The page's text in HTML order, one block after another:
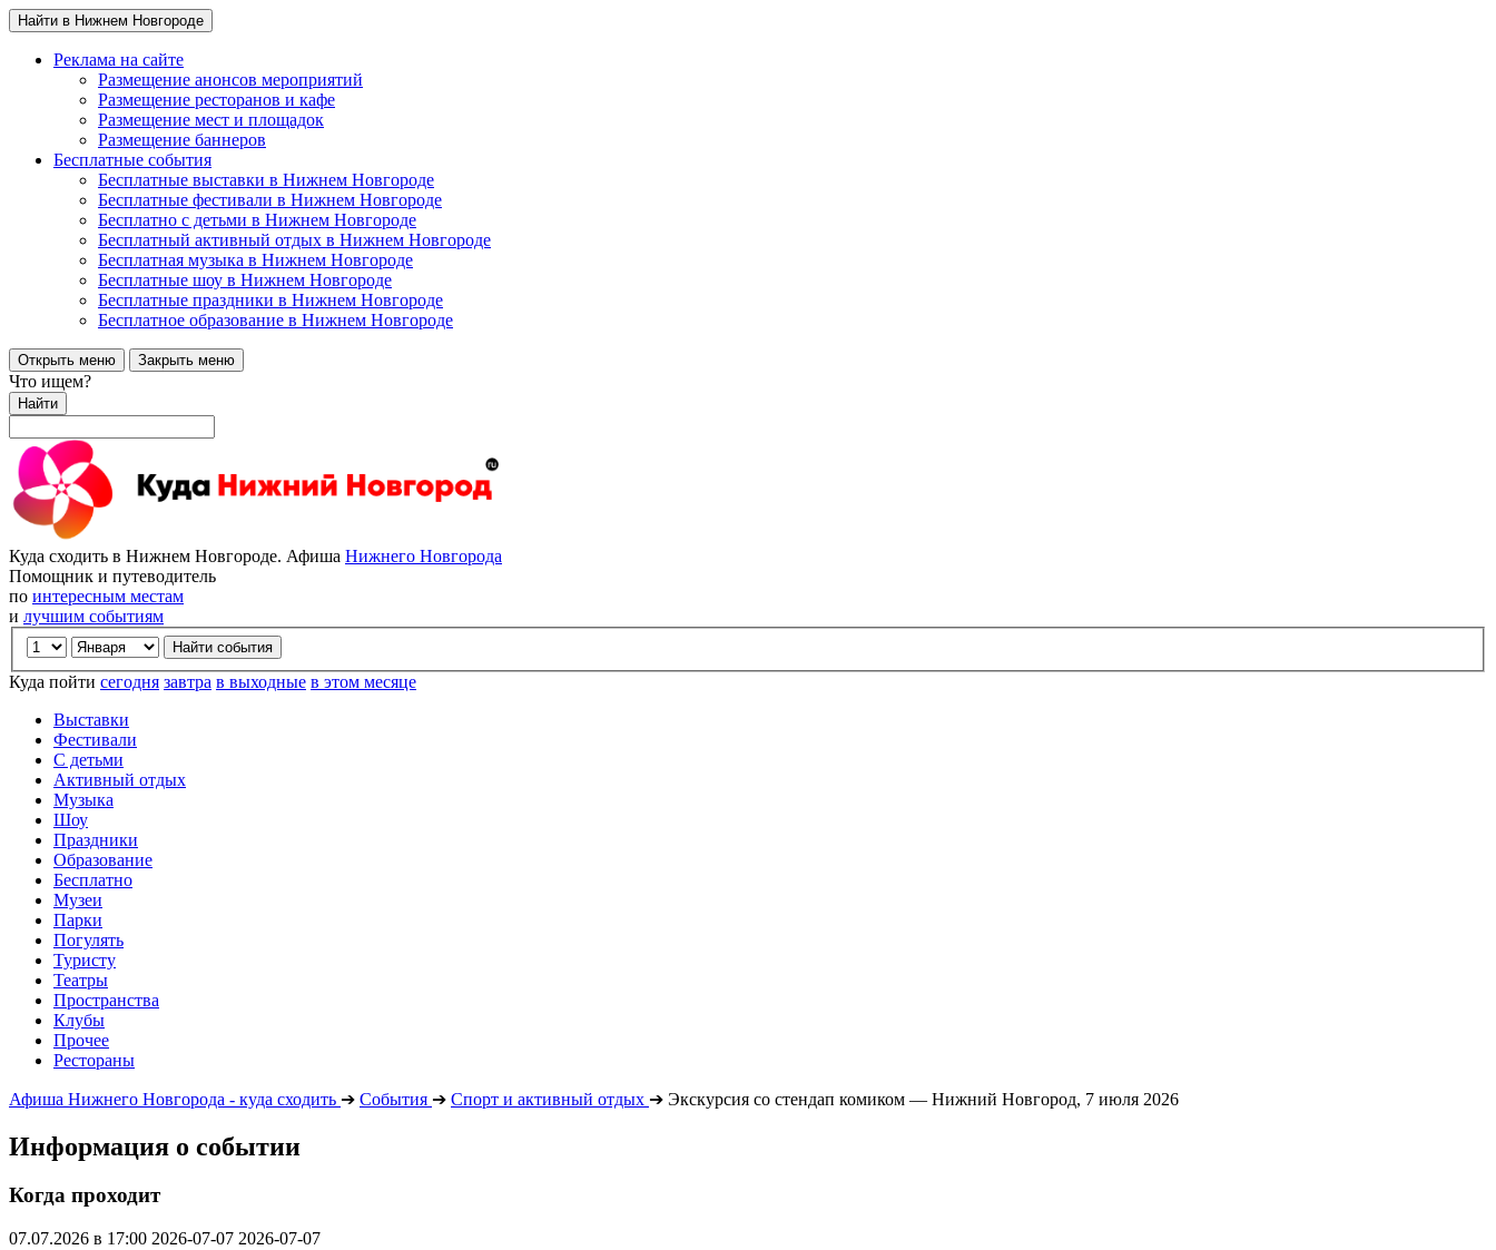
Найти в Нижнем Новгороде
Реклама на сайте
Размещение анонсов мероприятий
Размещение ресторанов и кафе
Размещение мест и площадок
Размещение баннеров
Бесплатные события
Бесплатные выставки в Нижнем Новгороде
Бесплатные фестивали в Нижнем Новгороде
Бесплатно с детьми в Нижнем Новгороде
Бесплатный активный отдых в Нижнем Новгороде
Бесплатная музыка в Нижнем Новгороде
Бесплатные шоу в Нижнем Новгороде
Бесплатные праздники в Нижнем Новгороде
Бесплатное образование в Нижнем Новгороде
Открыть меню Закрыть меню
Что ищем?
Найти
Куда сходить в Нижнем Новгороде. Афиша Нижнего Новгорода
Помощник и путеводитель
по интересным местам
и лучшим событиям
Куда пойти сегодня завтра в выходные в этом месяце
Выставки
Фестивали
С детьми
Активный отдых
Музыка
Шоу
Праздники
Образование
Бесплатно
Музеи
Парки
Погулять
Туристу
Театры
Пространства
Клубы
Прочее
Рестораны
Афиша Нижнего Новгорода - куда сходить ➔ События ➔ Спорт и активный отдых ➔ Экскурсия со стендап комиком — Нижний Новгород, 7 июля 2026
Информация о событии
Когда проходит
07.07.2026 в 17:00 2026-07-07 2026-07-07